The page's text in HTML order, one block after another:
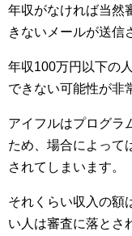
年収がなければ当然
きないメールが送信
年収100万円以下の
できない可能性が非
アイフルはプログラ
ため、場合によって
されてしまいます。
それくらい収入の額
い人は審査に落とさ